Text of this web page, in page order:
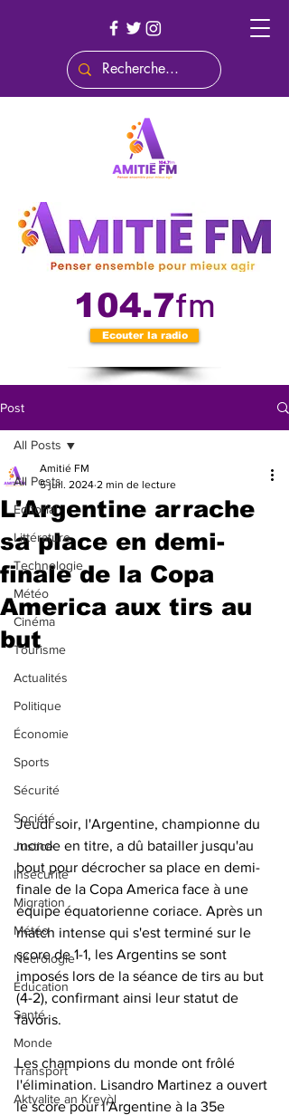
104.7fm
Ecouter la radio
Post
All Posts
Éditorial
Littérature
Technologie
Météo
Cinéma
Tourisme
Actualités
Politique
Économie
Sports
Sécurité
Société
Justice
Insécurité
Migration
Météo
Nécrologie
Éducation
Santé
Monde
Transport
Aktyalite an Kreyòl
All Posts
L'Argentine arrache
sa place en demi-
finale de la Copa
America aux tirs au
but
Amitié FM
5 juil. 2024 2 min de lecture
Jeudi soir, l'Argentine, championne du
monde en titre, a dû batailler jusqu'au
bout pour décrocher sa place en demi-
finale de la Copa America face à une
équipe équatorienne coriace. Après un
match intense qui s'est terminé sur le
score de 1-1, les Argentins se sont
imposés lors de la séance de tirs au but
(4-2), confirmant ainsi leur statut de
favoris.
Les champions du monde ont frôlé
l'élimination. Lisandro Martinez a ouvert
le score pour l'Argentine à la 35e